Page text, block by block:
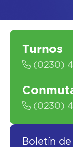
Turnos
(0230)
(0230)
Boletín de